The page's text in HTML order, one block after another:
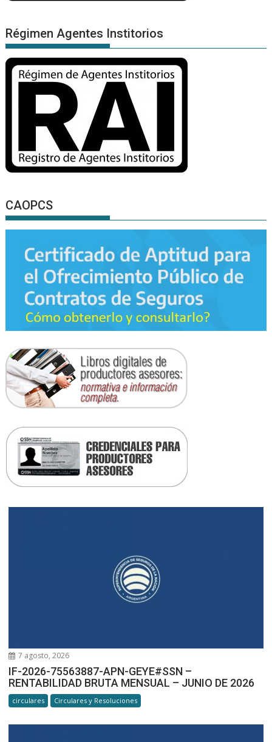
Régimen Agentes Institorios
CAOPCS
7 agosto, 2026
IF-2026-75563887-APN-GEYE#SSN –
RENTABILIDAD BRUTA MENSUAL – JUNIO DE 2026
circulares Circulares y Resoluciones